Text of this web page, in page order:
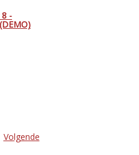
8 -
Volgende